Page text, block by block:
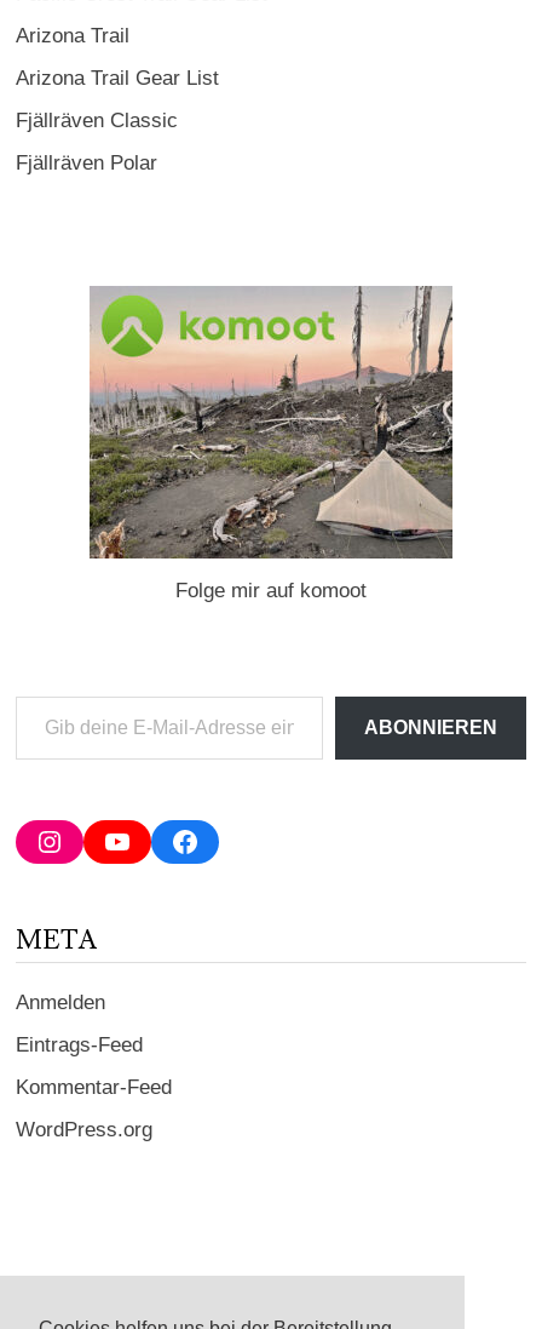
Arizona Trail
Arizona Trail Gear List
Fjällräven Classic
Fjällräven Polar
Folge mir auf komoot
deine
Adresse
ein ...
ABONNIEREN
InstagramYouTubeFacebook
META
Anmelden
Eintrags-Feed
Kommentar-Feed
WordPress.org